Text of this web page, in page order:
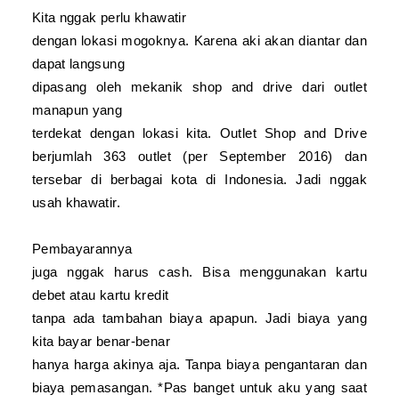
Kita nggak perlu khawatir
dengan lokasi mogoknya. Karena aki akan diantar dan
dapat langsung
dipasang oleh mekanik shop anddrive dari outlet
manapun yang
terdekat dengan lokasi kita.
Outlet Shop and
Drive
berjumlah 363 outlet (per September 2016) dan
tersebar di berbagai kota di Indonesia. Jadi nggak
usah khawatir.
Pembayarannya
juga nggak harus cash. Bisa menggunakan kartu
debet atau kartu kredit
tanpa ada tambahan biaya apapun. Jadi biaya yang
kita bayar benar-benar
hanya harga akinya aja. Tanpa biaya pengantaran dan
biaya pemasangan. *Pas banget untuk aku yang saat